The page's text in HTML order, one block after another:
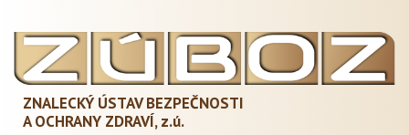
ZNALECKÝ ÚSTAV BEZPEČNOSTI
A OCHRANY ZDRAVÍ,z.ú.